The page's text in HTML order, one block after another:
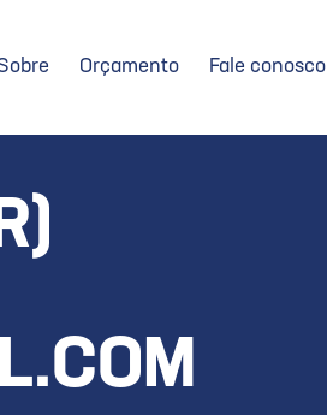
Orçamento Fale conosco